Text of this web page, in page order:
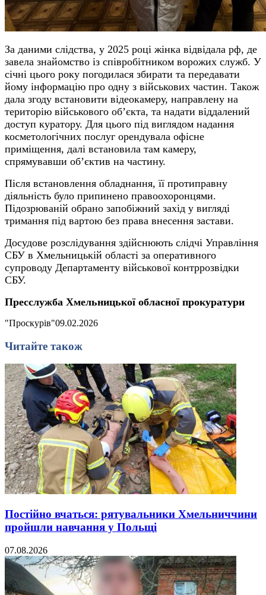
За даними слідства, у 2025 році жінка відвідала рф, де
завела знайомство із співробітником ворожих служб. У
січні цього року погодилася збирати та передавати
йому інформацію про одну з військових частин. Також
дала згоду встановити відеокамеру, направлену на
територію військового об’єкта, та надати віддалений
доступ куратору. Для цього під виглядом надання
косметологічних послуг орендувала офісне
приміщення, далі встановила там камеру,
спрямувавши об’єктив на частину.
Після встановлення обладнання, її протиправну
діяльність було припинено правоохоронцями.
Підозрюваній обрано запобіжний захід у вигляді
тримання під вартою без права внесення застави.
Досудове розслідування здійснюють слідчі Управління
СБУ в Хмельницькій області за оперативного
супроводу Департаменту військової контррозвідки
СБУ.
Пресслужба Хмельницької обласної прокуратури
"Проскурів"09.02.2026
Читайте також
Постійно вчаться: рятувальники Хмельниччини
пройшли навчання у Польщі
07.08.2026